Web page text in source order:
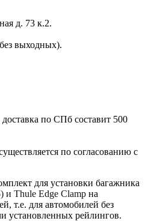
д. 73 к.2.
выходных).
по СПб составит 500
по согласованию с
для установки багажника
и Thule Edge Clamp на
т.е. для автомобилей без
установленных рейлингов.